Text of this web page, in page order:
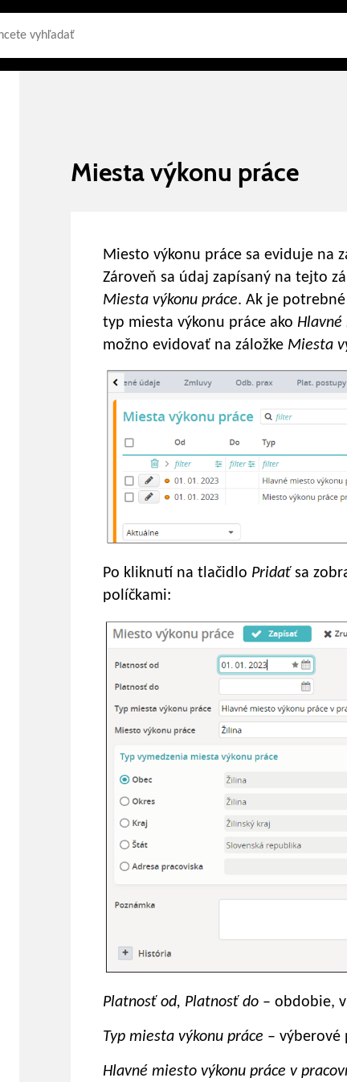
Miesta výkonu práce
Miesto výkonu práce sa eviduje na
Zároveň sa údaj zapísaný na tejto
Miesta výkonu práce. Ak je
typ miesta výkonu práce ako Hlavné
možno evidovať na záložke Miesta
Po kliknutí na tlačidlo Pridať sa
políčkami:
Platnosť od, Platnosť do – obdobie,
Typ miesta výkonu práce – výberové
Hlavné miesto výkonu práce v